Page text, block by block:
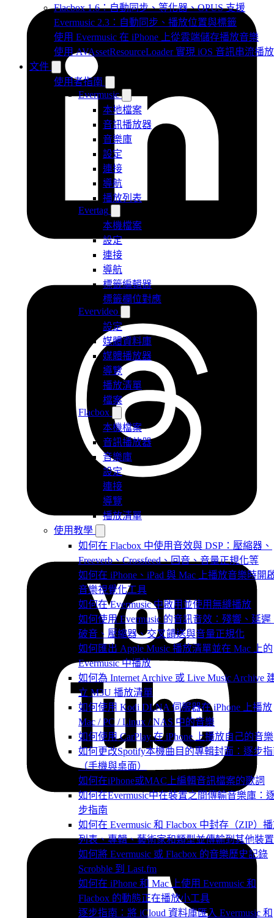
Flacbox 1.6：自動同步、等化器、OPUS 支援
Evermusic 2.3：自動同步、播放位置與標籤
使用 Evermusic 在 iPhone 上從雲端儲存播放音樂
使用 AVAssetResourceLoader 實現 iOS 音訊串流播放
文件
使用者指南
Evermusic
本地檔案
音訊播放器
音樂庫
設定
連接
導航
播放列表
Evertag
本機檔案
設定
連接
導航
標籤編輯器
標籤欄位對應
Evervideo
設定
媒體資料庫
媒體播放器
導覽
播放清單
檔案
Flacbox
本機檔案
音訊播放器
音樂庫
設定
連接
導覽
播放清單
使用教學
如何在 Flacbox 中使用音效與 DSP：壓縮器、
Freeverb、Crossfeed、回音、音量正規化等
如何在 iPhone、iPad 與 Mac 上播放音樂時開
音樂視覺化工具
如何在 Evermusic 中啟用並使用無縫播放
如何使用 Evermusic 的音訊音效：殘響、延遲
破音、壓縮器、交叉饋送與音量正規化
如何匯出 Apple Music 播放清單並在 Mac 上的
Evermusic 中播放
如何為 Internet Archive 或 Live Music Archive
立 M3U 播放清單
如何使用 Kodi DLNA 伺服器在 iPhone 上播放
Mac / PC / Linux / NAS 中的音樂
如何使用 CarPlay 在 iPhone 上播放自己的音樂
如何更改Spotify本機曲目的專輯封面：逐步
（手機與桌面）
如何在iPhone或MAC上編輯音訊檔案的歌詞
如何在Evermusic中在裝置之間傳輸音樂庫：
步指南
如何在 Evermusic 和 Flacbox 中封存（ZIP）
列表、專輯、藝術家和類型並傳輸到其他裝置
如何將 Evermusic 或 Flacbox 的音樂歷史記錄
Scrobble 到 Last.fm
如何在 iPhone 和 Mac 上使用 Evermusic 和
Flacbox 的動態正在播放小工具
逐步指南：將 iCloud 資料庫匯入 Evermusic 和